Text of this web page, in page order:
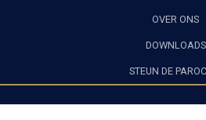
OVER ONS
DOWNLOADS
STEUN DE